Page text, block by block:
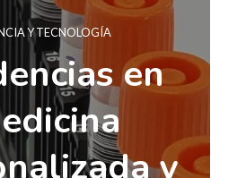
Y TECNOLOGÍA
en
y